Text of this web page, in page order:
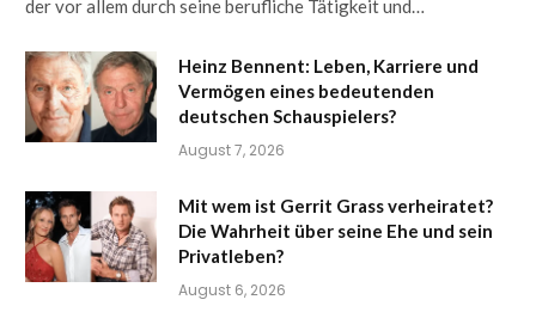
der vor allem durch seine berufliche Tätigkeit und…
Heinz Bennent: Leben, Karriere und
Vermögen eines bedeutenden
deutschen Schauspielers?
August 7, 2026
Mit wem ist Gerrit Grass verheiratet?
Die Wahrheit über seine Ehe und sein
Privatleben?
August 6, 2026